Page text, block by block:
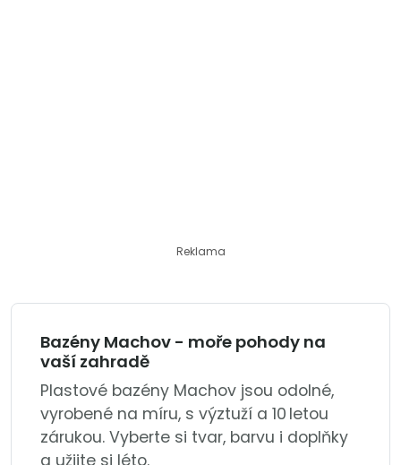
Reklama
Bazény Machov - moře pohody na
vaší zahradě
Plastové bazény Machov jsou odolné,
vyrobené na míru, s výztuží a 10 letou
zárukou. Vyberte si tvar, barvu i doplňky
a užijte si léto.